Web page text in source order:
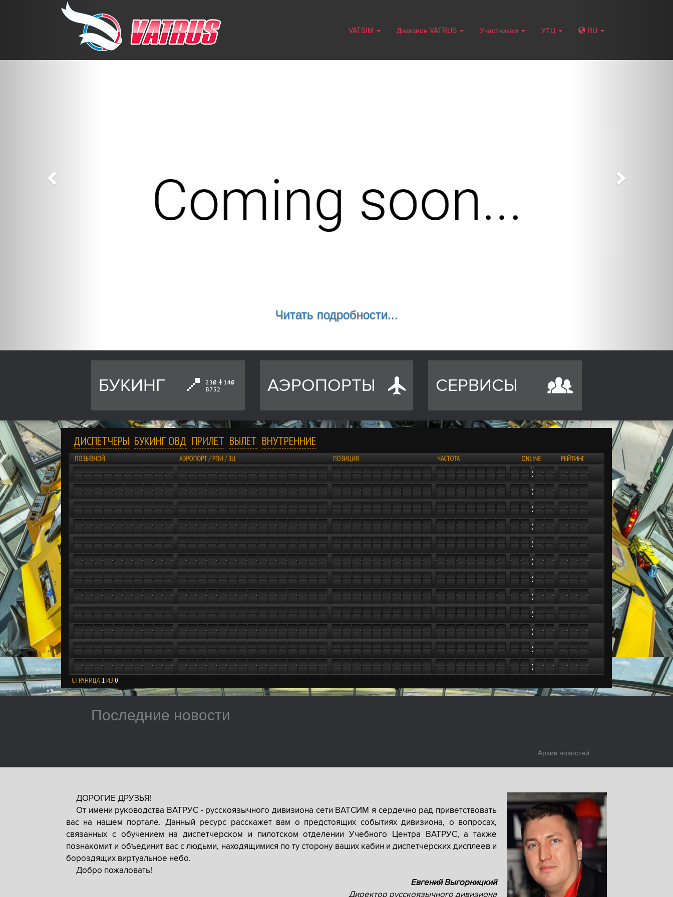
VATSIM Дивизион VATRUS Участникам УТЦ RU
Читать подробности...
Previous
БУКИНГ АЭРОПОРТЫ СЕРВИСЫ
ДИСПЕТЧЕРЫ БУКИНГ ОВД ПРИЛЕТ ВЫЛЕТ ВНУТРЕННИЕ
СТРАНИЦА 1 ИЗ 0
Последние новости
Архив новостей
ДОРОГИЕ ДРУЗЬЯ!
От имени руководства ВАТРУС - русскоязычного дивизиона сети ВАТСИМ я сердечно рад приветствовать
вас на нашем портале. Данный ресурс расскажет вам о предстоящих событиях дивизиона, о вопросах,
связанных с обучением на диспетчерском и пилотском отделении Учебного Центра ВАТРУС, а также
познакомит и объединит вас с людьми, находящимися по ту сторону ваших кабин и диспетчерских дисплеев и
бороздящих виртуальное небо.
Добро пожаловать!
Евгений Выгорницкий
Директор русскоязычного дивизиона